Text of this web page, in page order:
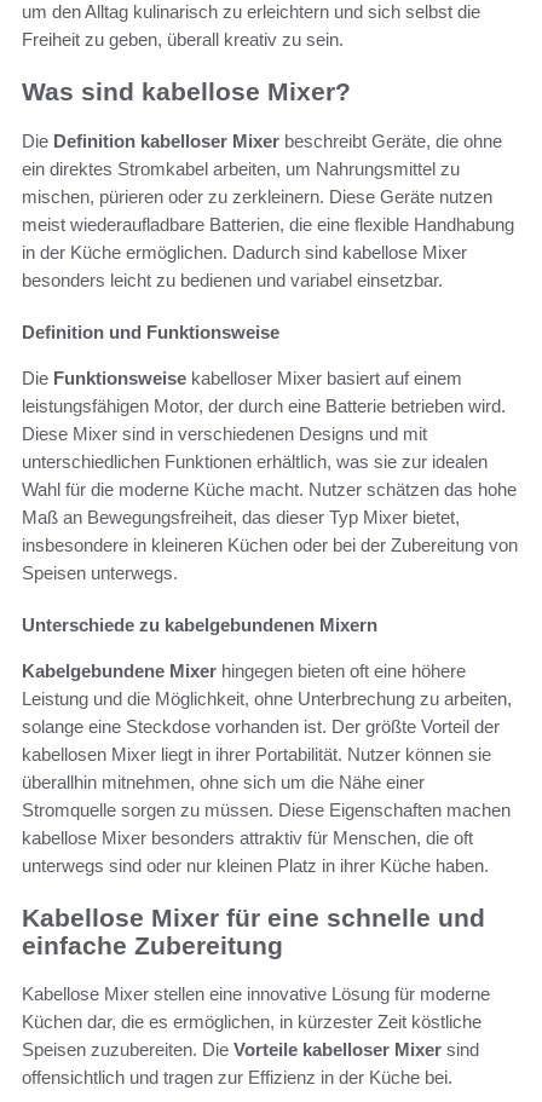
um den Alltag kulinarisch zu erleichtern und sich selbst die
Freiheit zu geben, überall kreativ zu sein.
Was sind kabellose Mixer?
Die Definition kabelloser Mixer beschreibt Geräte, die ohne
ein direktes Stromkabel arbeiten, um Nahrungsmittel zu
mischen, pürieren oder zu zerkleinern. Diese Geräte nutzen
meist wiederaufladbare Batterien, die eine flexible Handhabung
in der Küche ermöglichen. Dadurch sind kabellose Mixer
besonders leicht zu bedienen und variabel einsetzbar.
Definition und Funktionsweise
Die Funktionsweise kabelloser Mixer basiert auf einem
leistungsfähigen Motor, der durch eine Batterie betrieben wird.
Diese Mixer sind in verschiedenen Designs und mit
unterschiedlichen Funktionen erhältlich, was sie zur idealen
Wahl für die moderne Küche macht. Nutzer schätzen das hohe
Maß an Bewegungsfreiheit, das dieser Typ Mixer bietet,
insbesondere in kleineren Küchen oder bei der Zubereitung von
Speisen unterwegs.
Unterschiede zu kabelgebundenen Mixern
Kabelgebundene Mixer hingegen bieten oft eine höhere
Leistung und die Möglichkeit, ohne Unterbrechung zu arbeiten,
solange eine Steckdose vorhanden ist. Der größte Vorteil der
kabellosen Mixer liegt in ihrer Portabilität. Nutzer können sie
überallhin mitnehmen, ohne sich um die Nähe einer
Stromquelle sorgen zu müssen. Diese Eigenschaften machen
kabellose Mixer besonders attraktiv für Menschen, die oft
unterwegs sind oder nur kleinen Platz in ihrer Küche haben.
Kabellose Mixer für eine schnelle und
einfache Zubereitung
Kabellose Mixer stellen eine innovative Lösung für moderne
Küchen dar, die es ermöglichen, in kürzester Zeit köstliche
Speisen zuzubereiten. Die Vorteile kabelloser Mixer sind
offensichtlich und tragen zur Effizienz in der Küche bei.